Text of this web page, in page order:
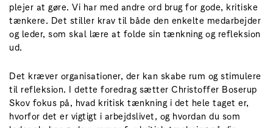
plejer at gøre. Vi har med andre ord brug for gode, kritiske
tænkere. Det stiller krav til både den enkelte medarbejder
og leder, som skal lære at folde sin tænkning og refleksion
ud.
Det kræver organisationer, der kan skabe rum og stimulere
til refleksion. I dette foredrag sætter Christoffer Boserup
Skov fokus på, hvad kritisk tænkning i det hele taget er,
hvorfor det er vigtigt i arbejdslivet, og hvordan du som